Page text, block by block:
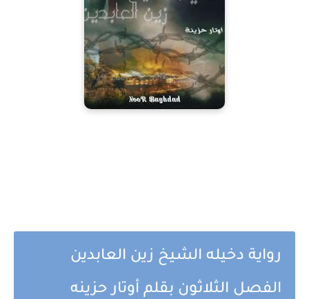
رواية دخيله الشيخ زين العابدين
الفصل الثلاثون بقلم أوتار حزينه